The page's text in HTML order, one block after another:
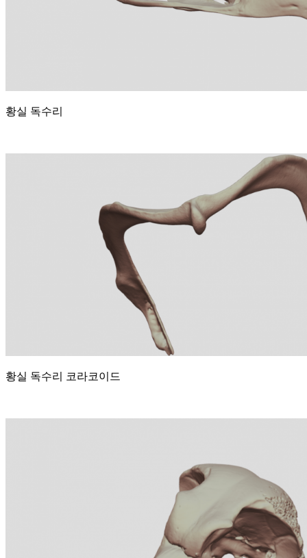
황실 독수리
황실 독수리 코라코이드